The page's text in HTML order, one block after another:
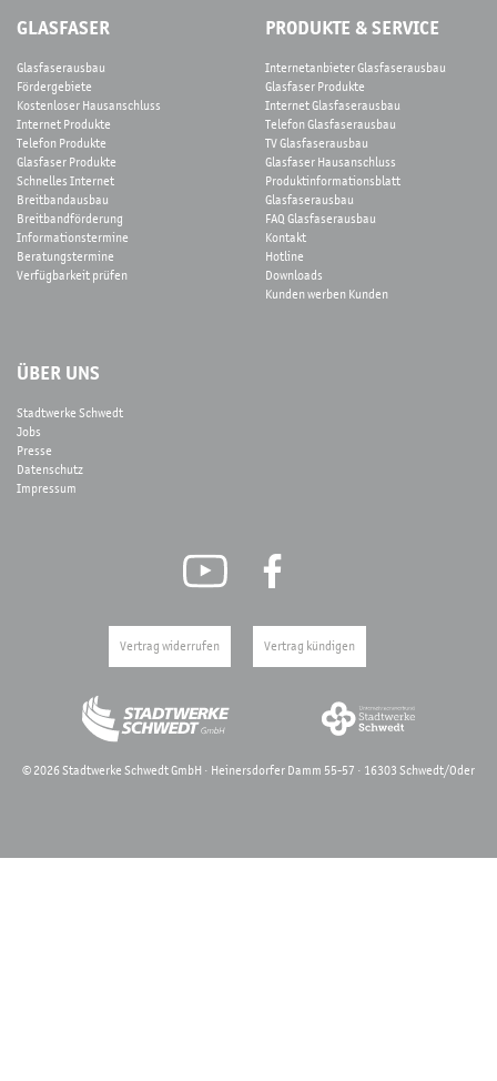
GLASFASER
Glasfaserausbau
Fördergebiete
Kostenloser Hausanschluss
Internet Produkte
Telefon Produkte
Glasfaser Produkte
Schnelles Internet
Breitbandausbau
Breitbandförderung
Informationstermine
Beratungstermine
Verfügbarkeit prüfen
PRODUKTE & SERVICE
Internetanbieter Glasfaserausbau
Glasfaser Produkte
Internet Glasfaserausbau
Telefon Glasfaserausbau
TV Glasfaserausbau
Glasfaser Hausanschluss
Produktinformationsblatt
Glasfaserausbau
FAQ Glasfaserausbau
Kontakt
Hotline
Downloads
Kunden werben Kunden
ÜBER UNS
Stadtwerke Schwedt
Jobs
Presse
Datenschutz
Impressum
Vertrag widerrufen Vertrag kündigen
© 2026Stadtwerke Schwedt GmbH · Heinersdorfer Damm 55-57 · 16303 Schwedt/Oder